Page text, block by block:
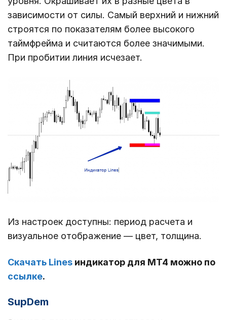
зависимости от силы. Самый верхний и нижний
строятся по показателям более высокого
таймфрейма и считаются более значимыми.
При пробитии линия исчезает.
Из настроек доступны: период расчета и
визуальное отображение ― цвет, толщина.
Скачать Lines индикатор для МТ4 можно по
ссылке.
SupDem